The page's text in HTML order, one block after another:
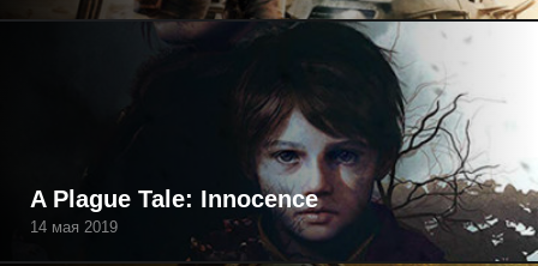
A Plague Tale: Innocence
14 мая 2019